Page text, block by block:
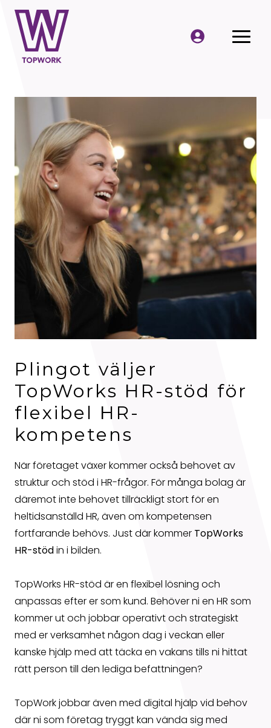
Plingot väljer
TopWorks HR-stöd för
flexibel HR-
kompetens
När företaget växer kommer också behovet av
struktur och stöd i HR-frågor. För många bolag är
däremot inte behovet tillräckligt stort för en
heltidsanställd HR, även om kompetensen
fortfarande behövs. Just där kommer TopWorks
HR-stödin i bilden.
TopWorks HR-stöd är en flexibel lösning och
anpassas efter er som kund. Behöver ni en HR som
kommer ut och jobbar operativt och strategiskt
med er verksamhet någon dag i veckan eller
kanske hjälp med att täcka en vakans tills ni hittat
rätt person till den lediga befattningen?
TopWork jobbar även med digital hjälp vid behov
där ni som företag tryggt kan vända sig med